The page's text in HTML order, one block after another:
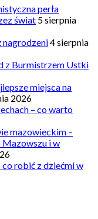
perła
świat 5 sierpnia
nagrodzeni4 sierpnia
z Burmistrzem Ustki
miejsca na
2026
– co warto
mazowieckim –
Mazowszu i w
robić z dziećmi w